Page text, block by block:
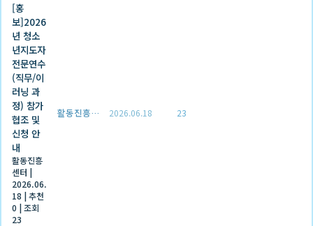
[홍
보]2026
년 청소
년지도자
전문연수
(직무/이
러닝 과
정) 참가
협조 및
신청 안
내
활동진흥
센터 |
2026.06.
18 |추천
0 |조회
23
활동진흥센터 2026.06.18 23